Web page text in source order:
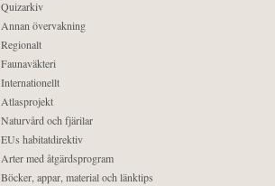
Quizarkiv
Annan övervakning
Regionalt
Faunaväkteri
Internationellt
Atlasprojekt
Naturvård och fjärilar
EUs habitatdirektiv
Arter med åtgärdsprogram
Böcker, appar, material och länktips